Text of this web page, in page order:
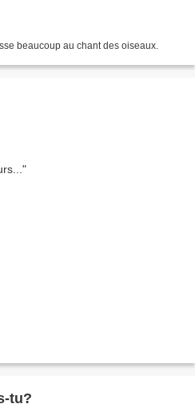
beaucoup au chant des oiseaux.
tu?